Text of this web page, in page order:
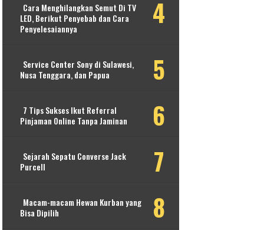
Cara Menghilangkan Semut Di TV
LED, Berikut Penyebab dan Cara
Penyelesaiannya
Service Center Sony di Sulawesi,
Nusa Tenggara, dan Papua
7 Tips Sukses Ikut Referral
Pinjaman Online Tanpa Jaminan
Sejarah Sepatu Converse Jack
Purcell
Macam-macam Hewan Kurban yang
Bisa Dipilih